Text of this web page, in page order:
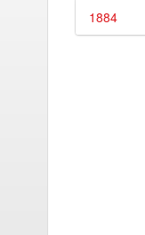
1884